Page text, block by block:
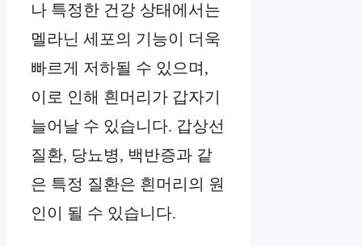
나 특정한 건강 상태에서는
멜라닌 세포의 기능이 더욱
빠르게 저하될 수 있으며,
이로 인해 흰머리가 갑자기
늘어날 수 있습니다. 갑상선
질환, 당뇨병, 백반증과 같
은 특정 질환은 흰머리의 원
인이 될 수 있습니다.